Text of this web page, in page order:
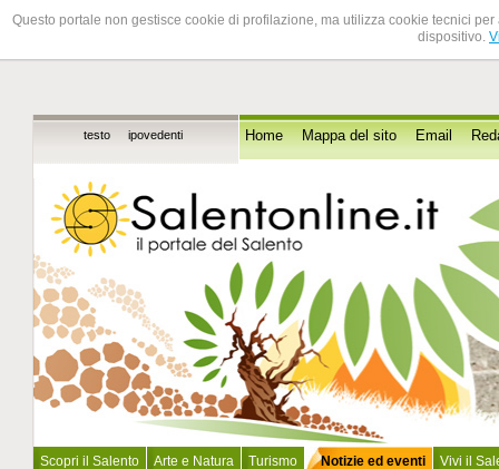
Questo portale non gestisce cookie di profilazione, ma utilizza cookie tecnici
dispositivo.
testo ipovedenti Home Mappa del sito Email
Scopri il Salento Arte e Natura Turismo
Notizie ed eventi
Vivi il